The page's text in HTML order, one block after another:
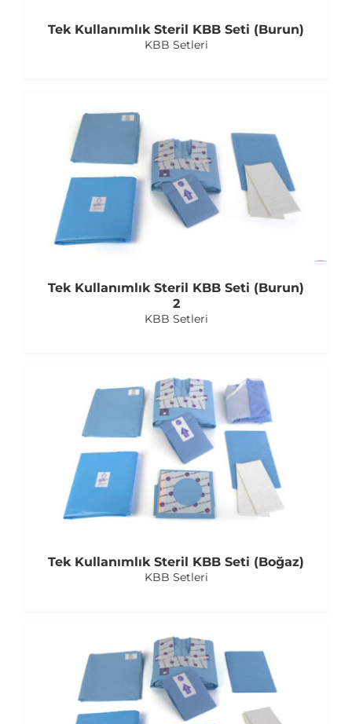
Tek Kullanımlık Steril KBB Seti (Burun)
KBB Setleri
Tek Kullanımlık Steril KBB Seti (Burun)
2
KBB Setleri
Tek Kullanımlık Steril KBB Seti (Boğaz)
KBB Setleri